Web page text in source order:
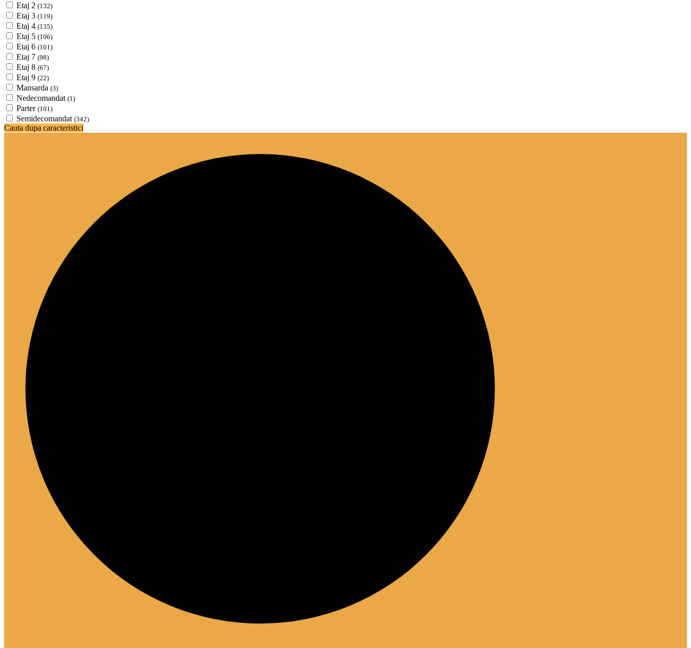
Etaj 2 (132)
Etaj 3 (119)
Etaj 4 (135)
Etaj 5 (106)
Etaj 6 (101)
Etaj 7 (98)
Etaj 8 (67)
Etaj 9 (22)
Mansarda (3)
Nedecomandat (1)
Parter (101)
Semidecomandat (342)
Cauta dupa caracteristici